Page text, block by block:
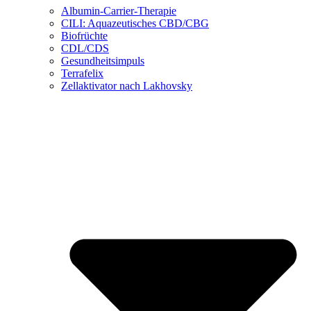
Albumin-Carrier-Therapie
CILI: Aquazeutisches CBD/CBG
Biofrüchte
CDL/CDS
Gesundheitsimpuls
Terrafelix
Zellaktivator nach Lakhovsky